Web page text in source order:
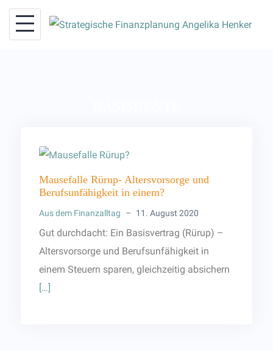
Skip
Mausefalle Rürup- Altersvorsorge und
Berufsunfähigkeit in einem?
Aus dem Finanzalltag – 11. August 2020
Gut durchdacht: Ein Basisvertrag (Rürup) –
Altersvorsorge und Berufsunfähigkeit in
einem Steuern sparen, gleichzeitig absichern
[…]